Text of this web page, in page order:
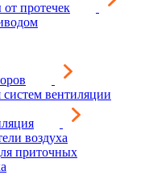
протечек
вентиляции
воздуха
приточных